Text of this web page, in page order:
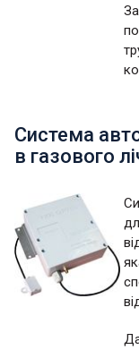
Система
в газового